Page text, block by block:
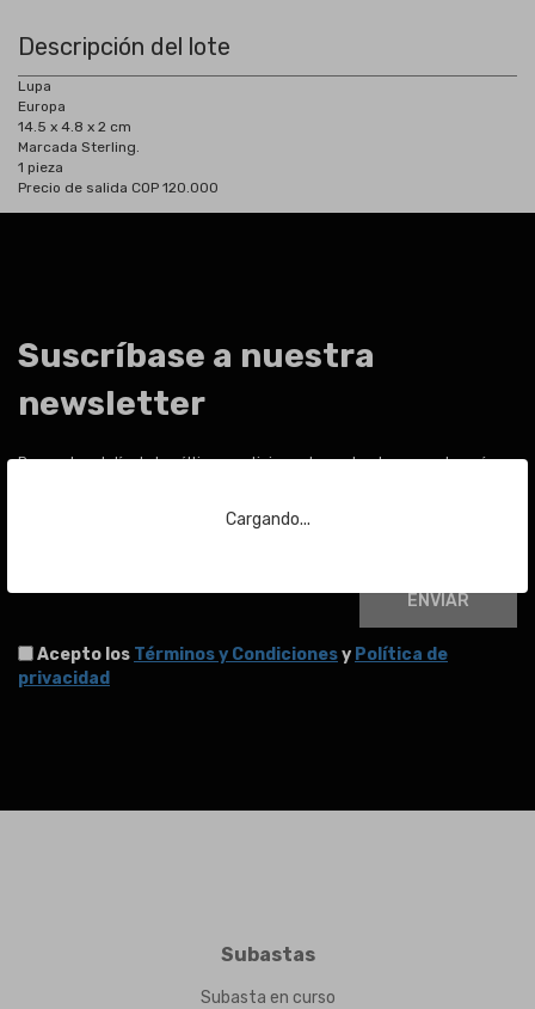
Cargando...
Descripción del lote
Lupa
Europa
14.5 x 4.8 x 2 cm
Marcada Sterling.
1 pieza
Precio de salida COP 120.000
Suscríbase a nuestra
newsletter
Para estar al día de las últimas noticias sobre subastas y mucho más.
ENVIAR
Acepto los Términos y Condicionesy Política de
privacidad
Subastas
Subasta en curso